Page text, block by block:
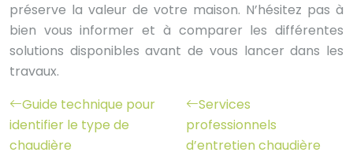
préserve la valeur de votre maison. N’hésitez pas à
bien vous informer et à comparer les différentes
solutions disponibles avant de vous lancer dans les
travaux.
Guide technique pour
identifier le type de
chaudière
Services
professionnels
d’entretien chaudière